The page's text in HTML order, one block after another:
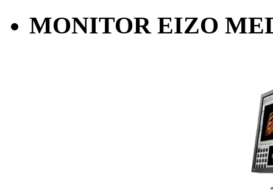
MONITOR EIZO